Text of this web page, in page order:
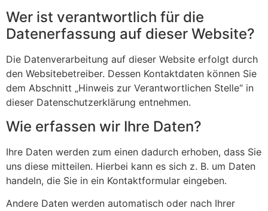
Wer ist verantwortlich für die
Datenerfassung auf dieser Website?
Die Datenverarbeitung auf dieser Website erfolgt durch
den Websitebetreiber. Dessen Kontaktdaten können Sie
dem Abschnitt „Hinweis zur Verantwortlichen Stelle“ in
dieser Datenschutzerklärung entnehmen.
Wie erfassen wir Ihre Daten?
Ihre Daten werden zum einen dadurch erhoben, dass Sie
uns diese mitteilen. Hierbei kann es sich z. B. um Daten
handeln, die Sie in ein Kontaktformular eingeben.
Andere Daten werden automatisch oder nach Ihrer